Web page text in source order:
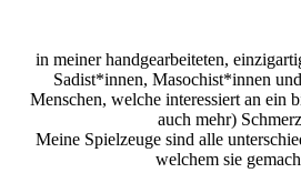
in meiner handgearbeiteten,
Sadist*innen, Masochist*innen
Menschen, welche interessiert an ein
auch mehr)
Meine Spielzeuge sind alle
welchem sie